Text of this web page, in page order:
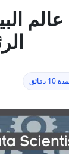
دقائق